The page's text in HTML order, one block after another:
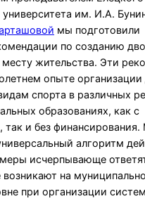
университета им. И.А.
мы подготовили
по созданию
месту жительства. Эти
опыте
спорта в различных
образованиях, как с
так и без
алгоритм
исчерпывающе
на
при организации